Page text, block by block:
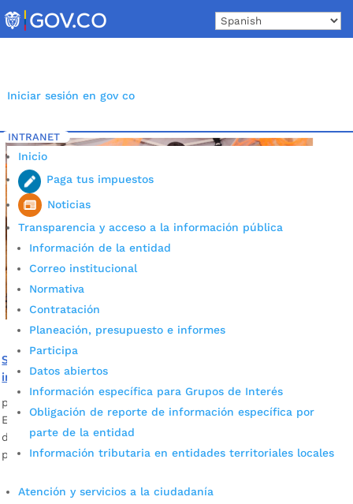
to
content
Iniciar sesión en gov co
INTRANET
Inicio
Paga tus impuestos
Noticias
Transparencia y acceso a la información pública
Información de la entidad
Correo institucional
Normativa
Contratación
Planeación, presupuesto e informes
Participa
Datos abiertos
Información específica para Grupos de Interés
Obligación de reporte de información específica por
parte de la entidad
Información tributaria en entidades territoriales locales
Atención y servicios a la ciudadanía
Inicio 5 Etiqueta: halloween bucaramanga
San Martín se vistió de Halloween con la feria
institucional
por
En la décimo quinta versión de la feria institucional se vistió
de Halloween para divertir a los niños, quienes fueron los
protagonistas.